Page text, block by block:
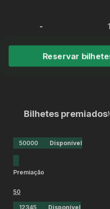
-
Reservar
Bilhetes premiados
50000 Disponível
Premiação
50
12345 Disponível